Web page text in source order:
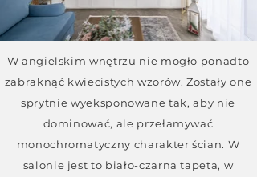
W angielskim wnętrzu nie mogło ponadto
zabraknąć kwiecistych wzorów. Zostały one
sprytnie wyeksponowane tak, aby nie
dominować, ale przełamywać
monochromatyczny charakter ścian. W
salonie jest to biało-czarna tapeta, w